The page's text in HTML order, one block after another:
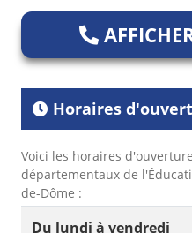
Horaires
Voici les horaires
départementaux de
de-Dôme :
Du lundi à vendredi